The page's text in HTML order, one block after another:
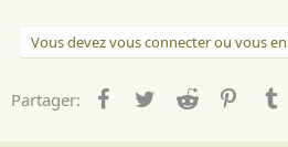
Vous devez vous connecter ou vous
Partager: Facebook
TwitterReddit